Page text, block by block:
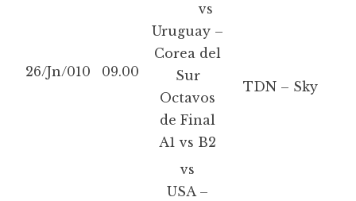
26/Jn/010 09.00
vs
Uruguay –
Corea del
Sur
Octavos
de Final
A1 vs B2
TDN – Sky
vs
USA –